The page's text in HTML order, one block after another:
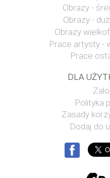
Obrazy -
Obrazy -
Obrazy
Prace artysty -
Prace
DLA
Polityka
Zasady
Dodaj do